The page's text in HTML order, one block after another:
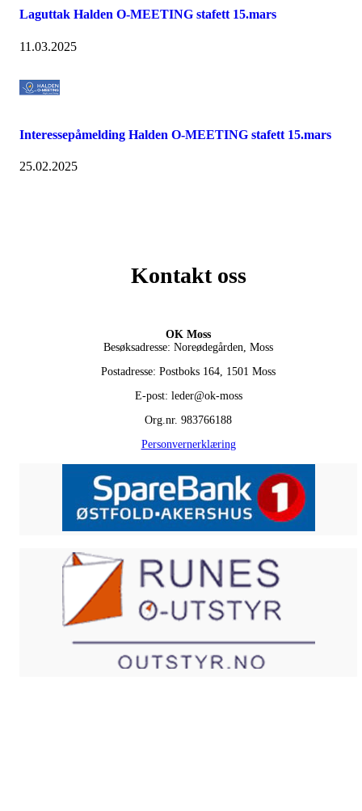
Laguttak Halden O-MEETING stafett 15.mars
11.03.2025
Interessepåmelding Halden O-MEETING stafett 15.mars
25.02.2025
Kontakt oss
OK Moss
Besøksadresse: Noreødegården, Moss
Postadresse: Postboks 164, 1501 Moss
E-post: leder@ok-moss
Org.nr. 983766188
Personvernerklæring